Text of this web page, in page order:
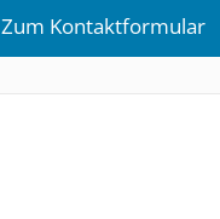
Zum Kontaktformular